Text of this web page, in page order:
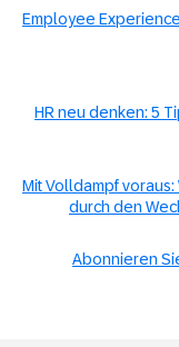
Employee Experience
HR neu denken: 5
Mit Volldampf
durch den
Abonnieren